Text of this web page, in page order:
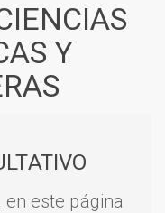
Y
este página